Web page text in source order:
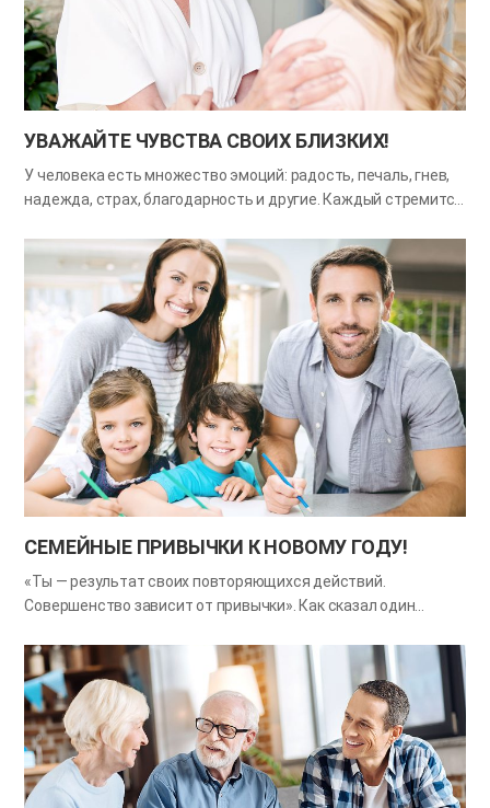
тех, кто пьёт не более двух стаканов. Если пить воды
недостаточно, в клетках накапливаются продукты обмена, и
усталость наступает гораздо легче. В этом месяце
попробуйте с заботой наливать воду и подавать по стакану
каждому члену семьи. Ведь вода, в которой есть любовь,…
УВАЖАЙТЕ ЧУВСТВА СВОИХ БЛИЗКИХ!
У человека есть множество эмоций: радость, печаль, гнев,
надежда, страх, благодарность и другие. Каждый стремится
уважают, он ощущает уверенность и счастье. Искреннее
выражение своих чувств, умение понимать и принимать
эмоции друг друга — это основа любого общения. Даже если
ваши мнения не совпадают, уважение к чувствам
собеседника помогает вести тёплый и приятный разговор. А
вы часто прислушиваетесь к эмоциям своих родных и
проявляете к ним внимание? В этом месяце попробуйте
уважать разные чувства членов семьи и искренне
сопереживать им. Ведь если семья для вас дорога, то и её
чувства тоже дороги. Советы Учитесь замечать и
озвучивать эмоции своих близких. («Ты сегодня выглядишь
радостным», «Ты, наверное, устала после работы?»)
Внимательно выслушивайте…
СЕМЕЙНЫЕ ПРИВЫЧКИ К НОВОМУ ГОДУ​!
«Ты — результат своих повторяющихся действий.
Совершенство зависит от привычки». Как сказал один
привычки формируют нас. Хорошие привычки помогают идти
по правильному пути и становятся опорой, тогда как плохие
мешают и становятся препятствиями. Более того, даже
самая маленькая и незначительная привычка может
вызвать недопонимание и конфликты в семье. С
наступлением нового года каждый из нас задумывается о
новых привычках. Попробуйте выбрать по одной привычке: